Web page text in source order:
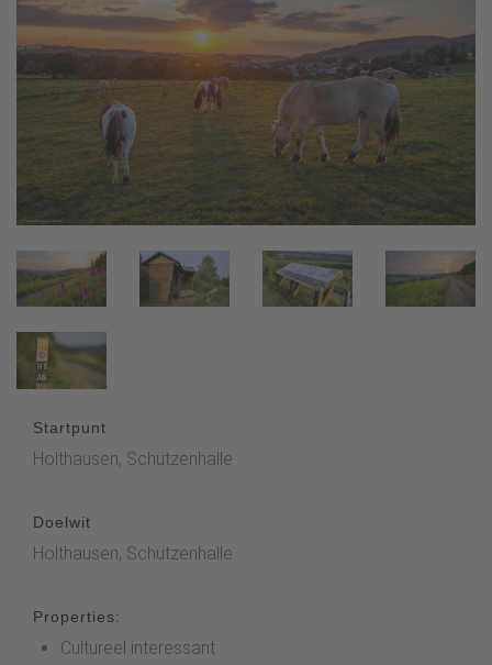
Startpunt
Holthausen, Schützenhalle
Doelwit
Holthausen, Schützenhalle
Properties:
Cultureel interessant